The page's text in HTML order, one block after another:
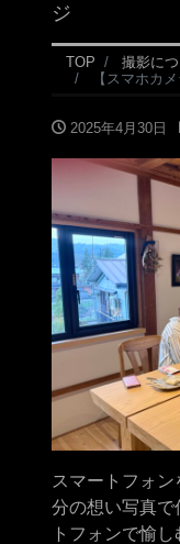
ジ
TOP
撮影に
【スマホカメラで広
2025年4月30日
スマートフォ
分の想い写真で
トフォンで愉